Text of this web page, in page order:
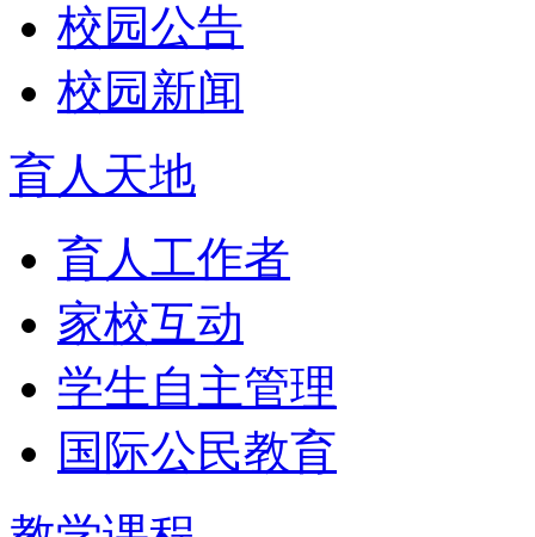
校园公告
校园新闻
育人天地
育人工作者
家校互动
学生自主管理
国际公民教育